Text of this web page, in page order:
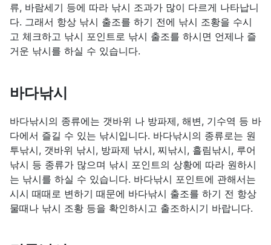
류, 바람세기 등에 따라 낚시 조과가 많이 다르게 나타납니
다. 그래서 항상 낚시 출조를 하기 전에 낚시 조황을 수시
고 체크하고 낚시 포인트로 낚시 출조를 하시면 언제나 즐
거운 낚시를 하실 수 있습니다.
바다낚시
바다낚시의 종류에는 갯바위 나 방파제, 해변, 기수역 등 바
다에서 즐길 수 있는 낚시입니다. 바다낚시의 종류로는 원
투낚시, 갯바위 낚시, 방파제 낚시, 찌낚시, 흘림낚시, 루어
낚시 등 종류가 많으며 낚시 포인트의 상황에 따라 원하시
는 낚시를 하실 수 있습니다. 바다낚시 포인트에 관해서는
시시 때때로 변하기 때문에 바다낚시 출조를 하기 전 항상
물때나 낚시 조황 등을 확인하시고 출조하시기 바랍니다.